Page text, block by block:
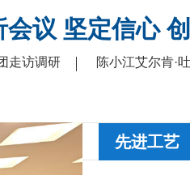
议 坚定信心
走访调研 陈小江艾尔肯·
先进工艺